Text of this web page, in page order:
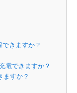
きますか？
電できますか？
ますか？